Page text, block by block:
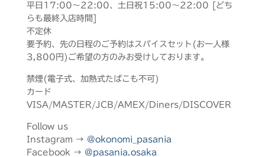
平日17:00～22:00、土日祝15:00～22:00 [どち
らも最終入店時間]
不定休
要予約、先の日程のご予約はスパイスセット(お一人様
3,800円)ご希望の方のみお受けしております。
禁煙(電子式、加熱式たばこも不可)
カード
VISA/MASTER/JCB/AMEX/Diners/DISCOVER
Follow us
Instagram → @okonomi_pasania
Facebook → @pasania.osaka